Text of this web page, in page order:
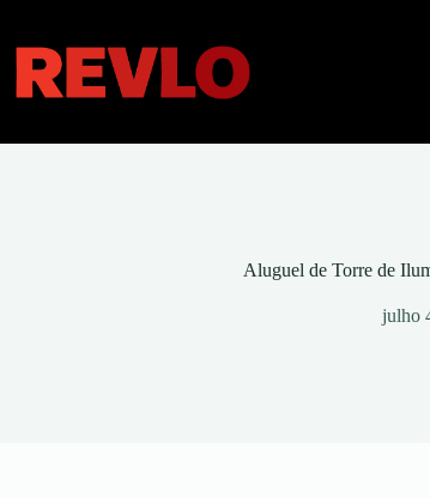
conteúdo
Aluguel de Torre de
julho